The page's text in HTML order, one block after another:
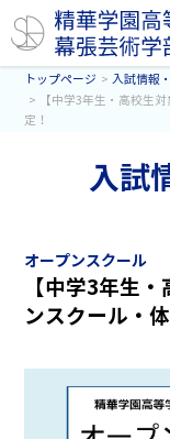
トップページ
入試情報
【中学3年生・高校生
定！
入試
オープンスクール
【中学3年生
ンスクール・